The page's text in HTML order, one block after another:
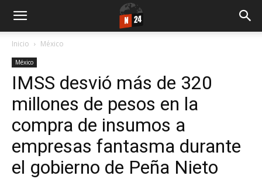
Inicio México
México
IMSS desvió más de 320
millones de pesos en la
compra de insumos a
empresas fantasma durante
el gobierno de Peña Nieto